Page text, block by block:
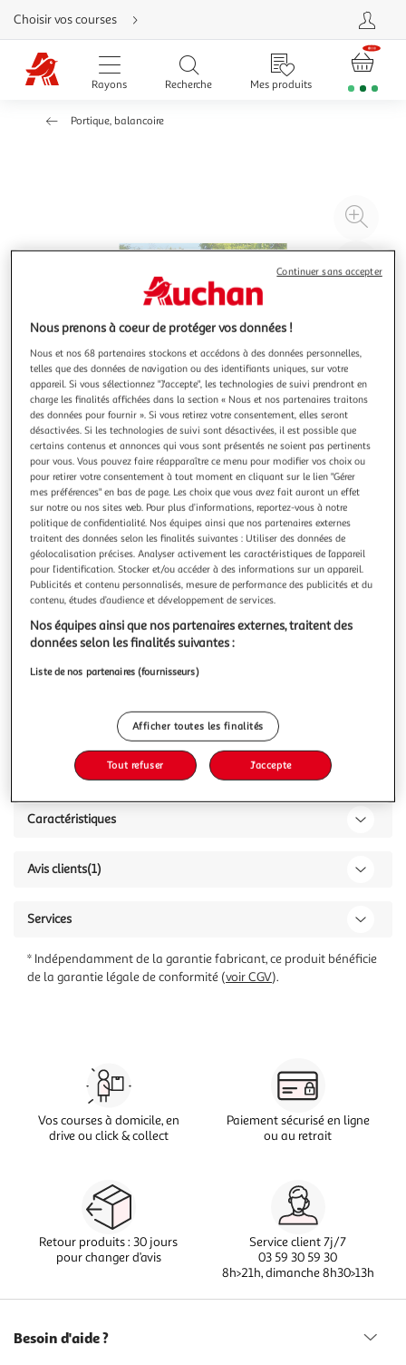
Aller
directement
au
contenu
Aller
directement
Aller
d'aide
Choisir vos courses
Rayons Recherche Mes produits
Portique, balancoire
à
Illustration
précédente suivante
1.0 (1)
SOULET
Portique balançoire - Bois - H2,.24m - AMBRE
1 balançoire en bois - 1 siège bébé en bois
En savoir +
Garantie fabricant: 5 ans *
Vous voulez connaître le prix de ce produit ?
Afficher le prix
Description
Caractéristiques
Avis clients(1)
Services
* Indépendamment de la garantie fabricant, ce produit bénéficie
de la garantie légale de conformité (voir CGV).
Vos courses à domicile, en
drive ou click & collect
Paiement sécurisé en ligne
ou au retrait
Retour produits : 30 jours
pour changer d’avis
Service client 7j/7
03 59 30 59 30
8h>21h, dimanche 8h30>13h
Besoin d'aide ?
Nous prenons à coeur de protéger vos données !
Nous et nos 68 partenaires stockons et accédons à des données personnelles,
telles que des données de navigation ou des identifiants uniques, sur votre
appareil. Si vous sélectionnez "J'accepte", les technologies de suivi prendront en
charge les finalités affichées dans la section « Nous et nos partenaires traitons
des données pour fournir ». Si vous retirez votre consentement, elles seront
désactivées. Si les technologies de suivi sont désactivées, il est possible que
certains contenus et annonces qui vous sont présentés ne soient pas pertinents
pour vous. Vous pouvez faire réapparaître ce menu pour modifier vos choix ou
pour retirer votre consentement à tout moment en cliquant sur le lien "Gérer
mes préférences" en bas de page. Les choix que vous avez fait auront un effet
sur notre ou nos sites web. Pour plus d’informations, reportez-vous à notre
politique de confidentialité. Nos équipes ainsi que nos partenaires externes
traitent des données selon les finalités suivantes : Utiliser des données de
géolocalisation précises. Analyser activement les caractéristiques de l’appareil
pour l’identification. Stocker et/ou accéder à des informations sur un appareil.
Publicités et contenu personnalisés, mesure de performance des publicités et du
contenu, études d’audience et développement de services.
Nos équipes ainsi que nos partenaires externes, traitent des
données selon les finalités suivantes :
Liste de nos partenaires (fournisseurs)
Afficher toutes les finalités
Tout refuser J'accepte
Continuer sans accepter